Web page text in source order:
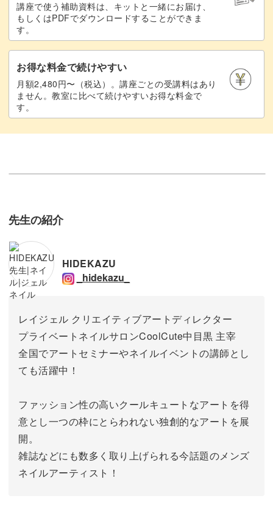
講座で使う補助資料は、キットと一緒にお届け、
もしくはPDFでダウンロードすることができま
す。
お得な料金で続けやすい
月額2,480円〜（税込）。講座ごとの受講料はあり
ません。教室に比べて続けやすいお得な料金で
す。
先生の紹介
HIDEKAZU
_hidekazu_
レイジェル クリエイティブアートディレクター
プライベートネイルサロンCoolCute中目黒 主宰
全国でアートセミナーやネイルイベントの講師とし
ても活躍中！
ファッション性の高いクールキュートなアートを得
意とし一つの枠にとらわれない独創的なアートを展
開。
雑誌などにも数多く取り上げられる今話題のメンズ
ネイルアーティスト！